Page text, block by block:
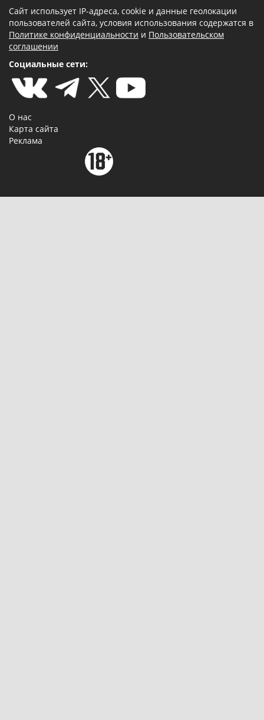
Сайт использует IP-адреса, cookie и данные геолокации
пользователей сайта, условия использования содержатся в
Политике конфиденциальности и Пользовательском
соглашении
Социальные сети:
О нас
Карта сайта
Реклама